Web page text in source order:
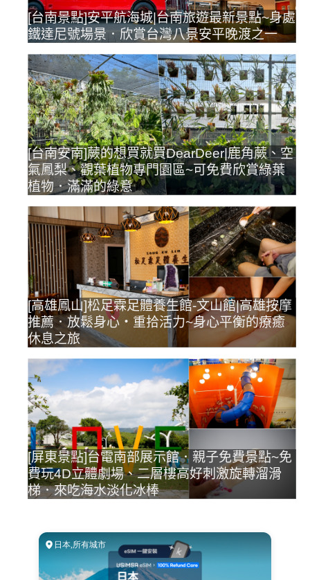
[台南景點]安平航海城|台南旅遊最新景點~身處
鐵達尼號場景．欣賞台灣八景安平晚渡之一
[台南安南]蕨的想買就買DearDeer|鹿角蕨、空
氣鳳梨、觀葉植物專門園區~可免費欣賞綠葉
植物．滿滿的綠意
[高雄鳳山]松足霖足體養生館-文山館|高雄按摩
推薦．放鬆身心‧重拾活力~身心平衡的療癒
休息之旅
[屏東景點]台電南部展示館．親子免費景點~免
費玩4D立體劇場、二層樓高好刺激旋轉溜滑
梯．來吃海水淡化冰棒